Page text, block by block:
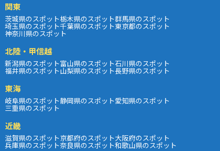
関東
茨城県のスポット栃木県のスポット群馬県のスポット
埼玉県のスポット千葉県のスポット東京都のスポット
神奈川県のスポット
北陸・甲信越
新潟県のスポット富山県のスポット石川県のスポット
福井県のスポット山梨県のスポット長野県のスポット
東海
岐阜県のスポット静岡県のスポット愛知県のスポット
三重県のスポット
近畿
滋賀県のスポット京都府のスポット大阪府のスポット
兵庫県のスポット奈良県のスポット和歌山県のスポット